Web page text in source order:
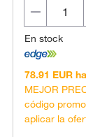
El producto real
En stock
78.91 EUR
MEJOR
código
aplicar la